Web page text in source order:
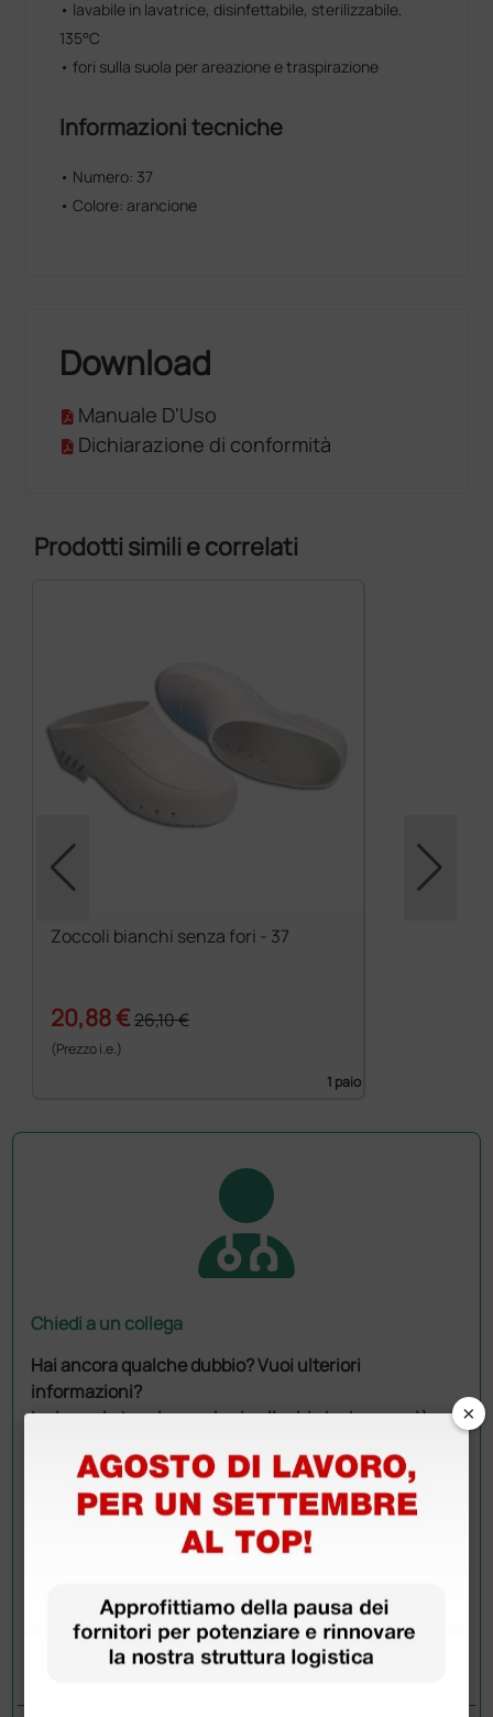
• lavabile in lavatrice, disinfettabile, sterilizzabile,
135°C
• fori sulla suola per areazione e traspirazione
Informazioni tecniche
• Numero: 37
• Colore: arancione
Download
Manuale D'Uso
Dichiarazione di conformità
Prodotti simili e correlati
Zoccoli bianchi senza fori - 37
20,88 €26,10 €
(Prezzo i.e.)
1 paio
Chiedi a un collega
Hai ancora qualche dubbio? Vuoi ulteriori
informazioni?
Invia ora la tua domanda ai colleghi che hanno già
Invia la tua domanda
×